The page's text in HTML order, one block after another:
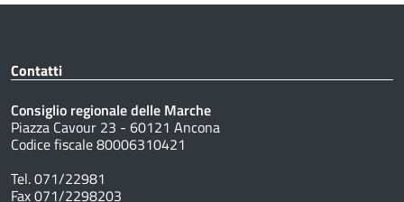
Contatti
Consiglio regionale delle Marche
Piazza Cavour 23 - 60121 Ancona
Codice fiscale 80006310421
Tel. 071/22981
Fax 071/2298203